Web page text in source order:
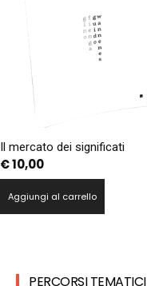
Il mercato dei significati
€10,00
Aggiungi al carrello
PERCORSI TEMATICI